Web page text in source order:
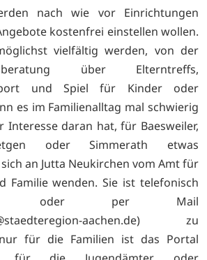
nach wie vor Einrichtungen
kostenfrei einstellen wollen.
vielfältig werden, von der
über Elterntreffs,
und Spiel für Kinder oder
es im Familienalltag mal schwierig
Interesse daran hat, für Baesweiler,
oder Simmerath etwas
an Jutta Neukirchen vom Amt für
Familie wenden. Sie ist telefonisch
2142) oder per Mail
aachen.de) zu
für die Familien ist das Portal